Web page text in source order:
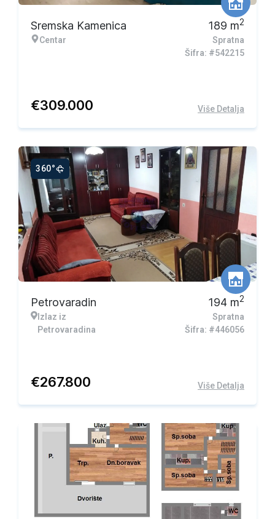
Sremska Kamenica
Centar
189 m2
Spratna
Šifra: #542215
€309.000 Više Detalja
360°
Petrovaradin
Izlaz iz
Petrovaradina
194 m2
Spratna
Šifra: #446056
€267.800 Više Detalja